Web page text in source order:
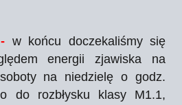
w końcu doczekaliśmy się
energii zjawiska na
na niedzielę o godz.
do rozbłysku klasy M1.1,